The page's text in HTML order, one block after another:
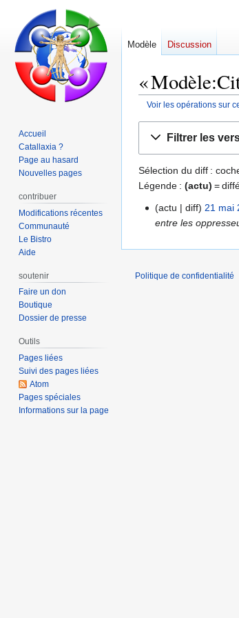
«
Voir les opérations sur
navigation
recherche
Filtrer les
Sélection du diff :
Légende : (actu) =
21
actu diff 21 mai
entre les
Modèle Discussion
Accueil
Catallaxia ?
Page au hasard
Nouvelles pages
contribuer
Modifications récentes
Communauté
Le Bistro
Aide
soutenir
Faire un don
Boutique
Dossier de presse
Outils
Pages liées
Suivi des pages liées
Atom
Pages spéciales
Informations sur la page
Politique de confidentialité